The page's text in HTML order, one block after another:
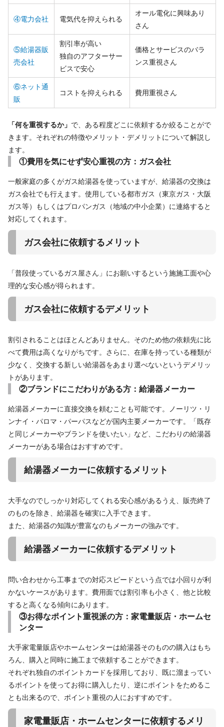
④電力会社 電気代を抑えられる
オール電化に興味あり
さん
⑤給湯器販
売会社
割引率が高い
独自のアフターサー
ビスで安心
価格とサービスのバラ
ンス重視さん
⑥ネット通
販
コストを抑えられる 費用重視さん
「何を重視するか」 で、ある程度どこに依頼するか絞ることがで
きます。それぞれの特徴やメリット・デメリットについて解説し
ます。
①費用を気にせず安心重視の方：ガス会社
一般家庭の多くがガス給湯器を使っていますが、給湯器の交換は
ガス会社でも行えます。使用している都市ガス（東京ガス・大阪
ガス等）もしくはプロパンガス（地域の中小企業）に連絡すると
対応してくれます。
ガス会社に依頼するメリット
「普段使っているガス屋さん」にお願いするという施施工面や心
理的な安心感が得られます。
ガス会社に依頼するデメリット
割引されることはほとんどありません。そのため他の依頼先に比
べて費用は高くなりがちです。さらに、在庫を持っている種類が
少なく、交換する新しい給湯器をあまり選べないというデメリッ
トがあります。
②ブランドにこだわりがある方：給湯器メーカー
給湯器メーカーに直接交換を頼むことも可能です。ノーリツ・リ
ンナイ・パロマ・パーパスなどが国内主要メーカーです。「既存
と同じメーカーやブランドを使いたい」など、こだわりの給湯器
メーカーがある場合はおすすめです。
給湯器メーカーに依頼するメリット
大手なのでしっかり対応してくれる安心感があるうえ、販売終了
のものを除き、給湯器を確実に入手できます。
また、給湯器の知識が豊富なのもメーカーの強みです。
給湯器メーカーに依頼するデメリット
問い合わせから工事までの対応スピードという点では小回りが利
かないケースがあります。費用面では割引率も小さく、他と比較
すると高くなる傾向にあります。
③お得なポイント重視派の方：家電量販店・ホームセ
ンター
大手家電量販店やホームセンターは給湯器そのものの購入はもち
ろん、購入と同時に施工まで依頼することができます。
それぞれ独自のポイントカードを採用しており、既に溜まってい
るポイントを使ってお得に購入したり、逆にポイントをためるこ
とも出来るので、ポイント重視の人におすすめです。
家電量販店・ホームセンターに依頼するメリ